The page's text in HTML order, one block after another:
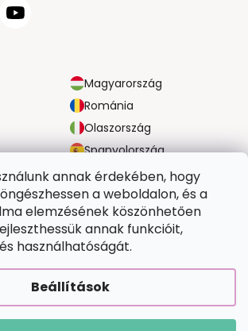
annak érdekében, hogy
a weboldalon, és a
elemzésének köszönhetően
annak funkcióit,
használhatóságát.
Beállítások
Magyarország
Románia
Olaszország
Spanyolország
Ausztria
LEHETŐSÉGEK
LEHETŐSÉGEK